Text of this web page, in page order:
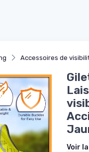
Accessoires de
Voir